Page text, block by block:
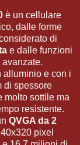
è un cellulare
dalle forme
di
e dalle funzioni
alluminio e con i
di spessore
molto sottile ma
resistente.
QVGA da 2
pixel